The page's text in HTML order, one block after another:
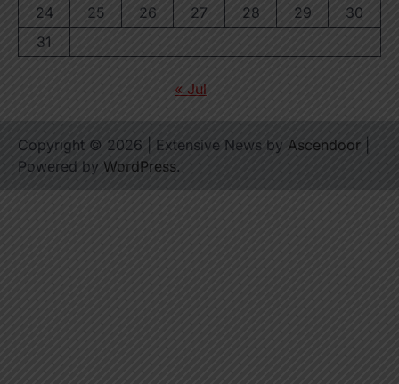
24
25 26 27 28 29
30
31
« Jul
Copyright © 2026 | Extensive News by Ascendoor
Powered by WordPress.